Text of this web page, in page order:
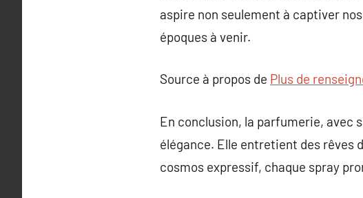
aspire non seulement à captiver
époques à venir.
Source à propos de Plus de
En conclusion, la parfumerie, avec
élégance. Elle entretient des rêves
cosmos expressif, chaque spray